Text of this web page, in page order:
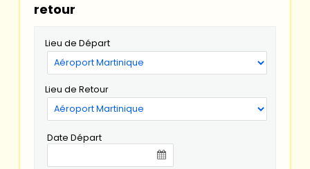
retour
Lieu de Départ
Lieu de Retour
Date Départ